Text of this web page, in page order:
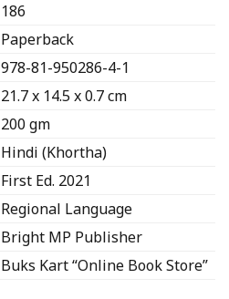
186
Paperback
978-81-950286-4-1
21.7 x 14.5 x 0.7 cm
200 gm
Hindi (Khortha)
First Ed. 2021
Regional Language
Bright MP Publisher
Buks Kart “Online Book Store”